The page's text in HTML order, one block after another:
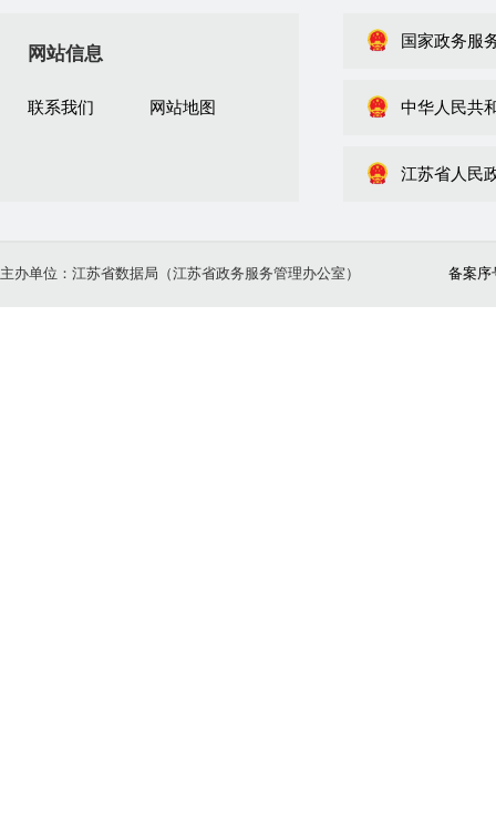
网站信息
联系我们 网站地图
国家政务服
中华人民共
江苏省人民
主办单位：江苏省数据局（江苏省政务服务管理办公室） 备案序